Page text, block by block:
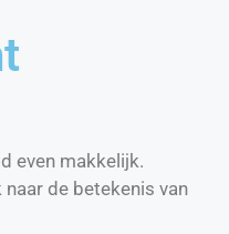
even makkelijk.
de betekenis van